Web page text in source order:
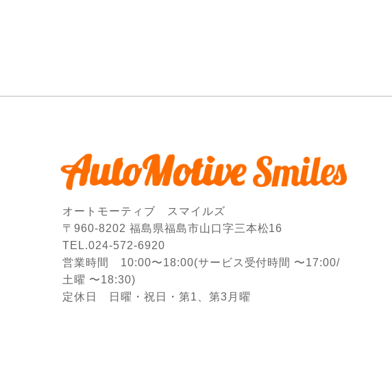
オートモーティブ スマイルズ
〒960-8202 福島県福島市山口字三本松16
TEL.024-572-6920
営業時間 10:00〜18:00(サービス受付時間 〜17:00/
土曜 〜18:30)
定休日 日曜・祝日・第1、第3月曜